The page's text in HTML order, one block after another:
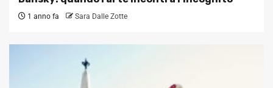
1 anno fa Sara Dalle Zotte